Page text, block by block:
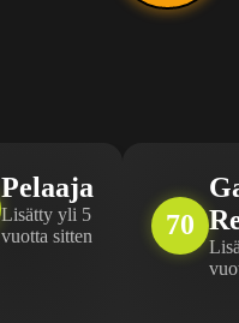
Pelaaja
Lisätty yli 5
vuotta sitten
70